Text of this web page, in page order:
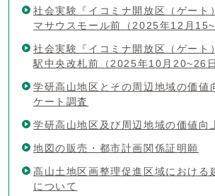
社会実験『イコミナ開放区（ゲート
マサウスモール前（2025年12月
社会実験『イコミナ開放区（ゲート
駅中央改札前（2025年10月20~26日
学研高山地区とその周辺地域の価値
ケート調査
学研高山地区及び周辺地域の価値向
地図の販売・都市計画関係証明願
高山土地区画整理促進区域における
について